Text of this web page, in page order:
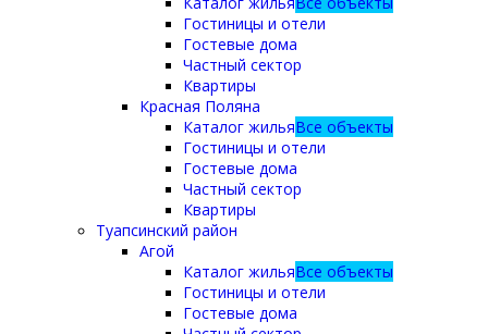
Гостиницы и отели
Гостевые дома
Частный сектор
Квартиры
Красная Поляна
Каталог жильяВсе объекты
Гостиницы и отели
Гостевые дома
Частный сектор
Квартиры
Туапсинский район
Агой
Каталог жильяВсе объекты
Гостиницы и отели
Гостевые дома